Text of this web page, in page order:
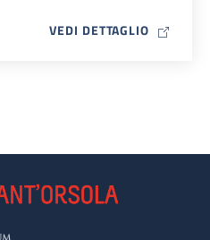
VEDI DETTAGLIO MAP ICON